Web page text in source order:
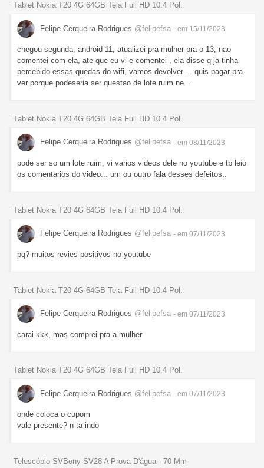
Tablet Nokia T20 4G 64GB Tela Full HD 10.4 Pol.
Felipe Cerqueira Rodrigues @felipefsa - em 15/11/2023
chegou segunda, android 11, atualizei pra mulher pra o 13, nao
comentei com ela, ate que eu vi e comentei , ela disse q ja tinha
percebido essas quedas do wifi, vamos devolver.... quis pagar pra
ver porque podeseria ser questao de lote ruim ne...
Tablet Nokia T20 4G 64GB Tela Full HD 10.4 Pol.
Felipe Cerqueira Rodrigues @felipefsa - em 08/11/2023
pode ser so um lote ruim, vi varios videos dele no youtube e tb leio
os comentarios do video... um ou outro fala desses defeitos..
Tablet Nokia T20 4G 64GB Tela Full HD 10.4 Pol.
Felipe Cerqueira Rodrigues @felipefsa - em 07/11/2023
pq? muitos revies positivos no youtube
Tablet Nokia T20 4G 64GB Tela Full HD 10.4 Pol.
Felipe Cerqueira Rodrigues @felipefsa - em 07/11/2023
carai kkk, mas comprei pra a mulher
Tablet Nokia T20 4G 64GB Tela Full HD 10.4 Pol.
Felipe Cerqueira Rodrigues @felipefsa - em 07/11/2023
onde coloca o cupom
vale presente? n ta indo
Telescópio SVBony SV28 A Prova D'água - 70 Mm